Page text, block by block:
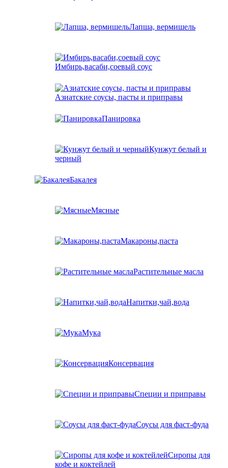
Лапша, вермишель
Имбирь,васаби,соевый соус
Азиатские соусы, пасты и приправы
Панировка
Кунжут белый и
черный
Бакалея
Мясные
Макароны,паста
Растительные масла
Напитки,чай,вода
Мука
Консервация
Специи и приправы
Соусы для фаст-фуда
Сиропы для
кофе и коктейлей